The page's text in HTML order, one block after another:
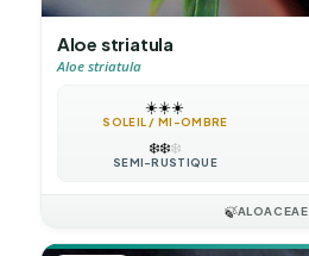
Aloe striatula
Aloe striatula
☀️☀️☀️
SOLEIL / MI-OMBRE
❄️❄️❄️
SEMI-RUSTIQUE
🍃ALOACEAE